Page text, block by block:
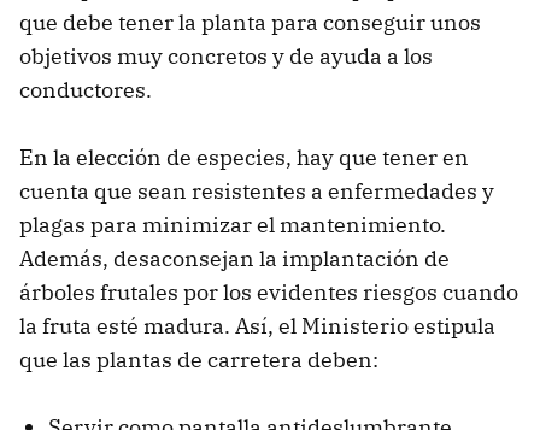
que debe tener la planta para conseguir unos
objetivos muy concretos y de ayuda a los
conductores.
En la elección de especies, hay que tener en
cuenta que sean resistentes a enfermedades y
plagas para minimizar el mantenimiento.
Además, desaconsejan la implantación de
árboles frutales por los evidentes riesgos cuando
la fruta esté madura. Así, el Ministerio estipula
que las plantas de carretera deben: